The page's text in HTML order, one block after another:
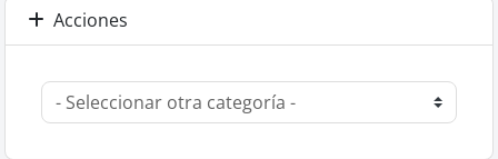
Acciones